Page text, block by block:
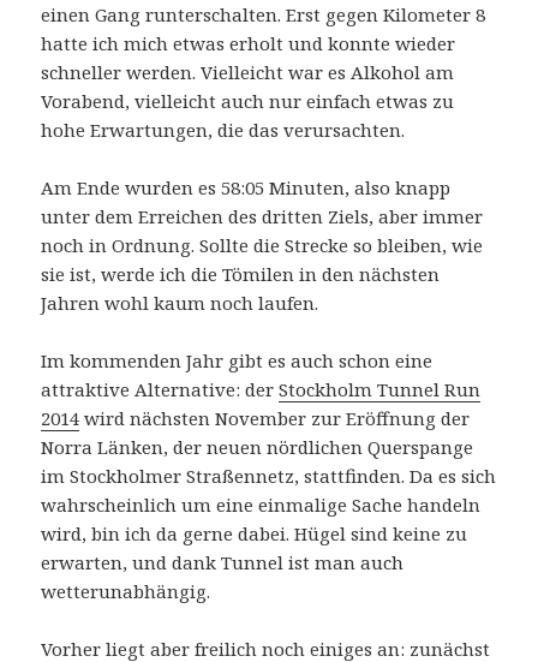
einen Gang runterschalten. Erst gegen Kilometer 8
hatte ich mich etwas erholt und konnte wieder
schneller werden. Vielleicht war es Alkohol am
Vorabend, vielleicht auch nur einfach etwas zu
hohe Erwartungen, die das verursachten.
Am Ende wurden es 58:05 Minuten, also knapp
unter dem Erreichen des dritten Ziels, aber immer
noch in Ordnung. Sollte die Strecke so bleiben, wie
sie ist, werde ich die Tömilen in den nächsten
Jahren wohl kaum noch laufen.
Im kommenden Jahr gibt es auch schon eine
attraktive Alternative: derStockholm Tunnel Run
2014 wird nächsten November zur Eröffnung der
Norra Länken, der neuen nördlichen Querspange
im Stockholmer Straßennetz, stattfinden. Da es sich
wahrscheinlich um eine einmalige Sache handeln
wird, bin ich da gerne dabei. Hügel sind keine zu
erwarten, und dank Tunnel ist man auch
wetterunabhängig.
Vorher liegt aber freilich noch einiges an: zunächst